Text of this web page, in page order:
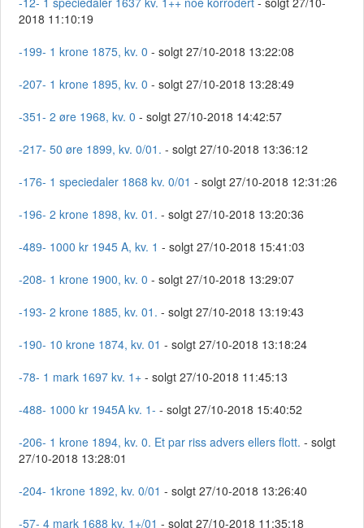
2018 11:10:19
-199- 1 krone 1875, kv. 0 - solgt 27/10-2018 13:22:08
-207- 1 krone 1895, kv. 0 - solgt 27/10-2018 13:28:49
-351- 2 øre 1968, kv. 0 - solgt 27/10-2018 14:42:57
-217- 50 øre 1899, kv. 0/01. - solgt 27/10-2018 13:36:12
-176- 1 speciedaler 1868 kv. 0/01 - solgt 27/10-2018 12:31:26
-196- 2 krone 1898, kv. 01. - solgt 27/10-2018 13:20:36
-489- 1000 kr 1945 A, kv. 1 - solgt 27/10-2018 15:41:03
-208- 1 krone 1900, kv. 0 - solgt 27/10-2018 13:29:07
-193- 2 krone 1885, kv. 01. - solgt 27/10-2018 13:19:43
-190- 10 krone 1874, kv. 01 - solgt 27/10-2018 13:18:24
-78- 1 mark 1697 kv. 1+ - solgt 27/10-2018 11:45:13
-488- 1000 kr 1945A kv. 1- - solgt 27/10-2018 15:40:52
-206- 1 krone 1894, kv. 0. Et par riss advers ellers flott. - solgt
27/10-2018 13:28:01
-204- 1krone 1892, kv. 0/01 - solgt 27/10-2018 13:26:40
-57- 4 mark 1688 kv. 1+/01 - solgt 27/10-2018 11:35:18